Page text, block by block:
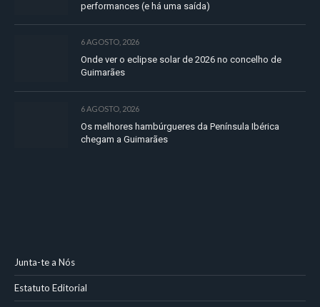
performances (e há uma saída)
6 AGOSTO, 2026
Onde ver o eclipse solar de 2026 no concelho de
Guimarães
6 AGOSTO, 2026
Os melhores hambúrgueres da Península Ibérica
chegam a Guimarães
Junta-te a Nós
Estatuto Editorial